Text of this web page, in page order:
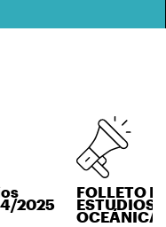
2025
FOLLETO
ESTUDIOS
OCEÁNICA